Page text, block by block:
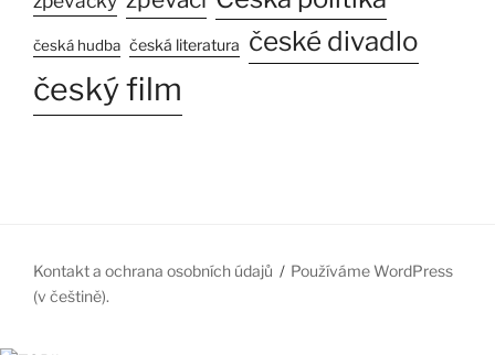
česká hudba česká literatura české divadlo
český film
Kontakt a ochrana osobních údajů
Používáme WordPress
(v češtině).